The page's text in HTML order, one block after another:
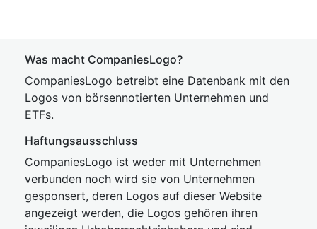
Was macht CompaniesLogo?
CompaniesLogo betreibt eine Datenbank mit den
Logos von börsennotierten Unternehmen und
ETFs.
Haftungsausschluss
CompaniesLogo ist weder mit Unternehmen
verbunden noch wird sie von Unternehmen
gesponsert, deren Logos auf dieser Website
angezeigt werden, die Logos gehören ihren